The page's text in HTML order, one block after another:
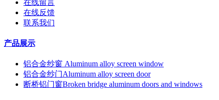
在线留言
在线反馈
联系我们
产品展示
铝合金纱窗 Aluminum alloy screen window
铝合金纱门Aluminum alloy screen door
断桥铝门窗Broken bridge aluminum doors and windows